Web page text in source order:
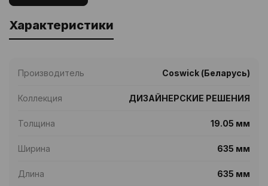
Характеристики
Производитель Coswick (Беларусь)
Коллекция ДИЗАЙНЕРСКИЕ РЕШЕНИЯ
Толщина 19.05 мм
Ширина 635 мм
Длина 635 мм